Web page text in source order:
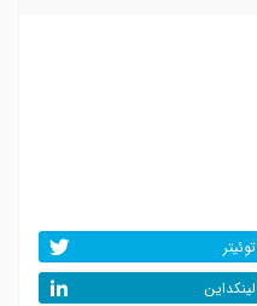
توئیتر
لینکداین